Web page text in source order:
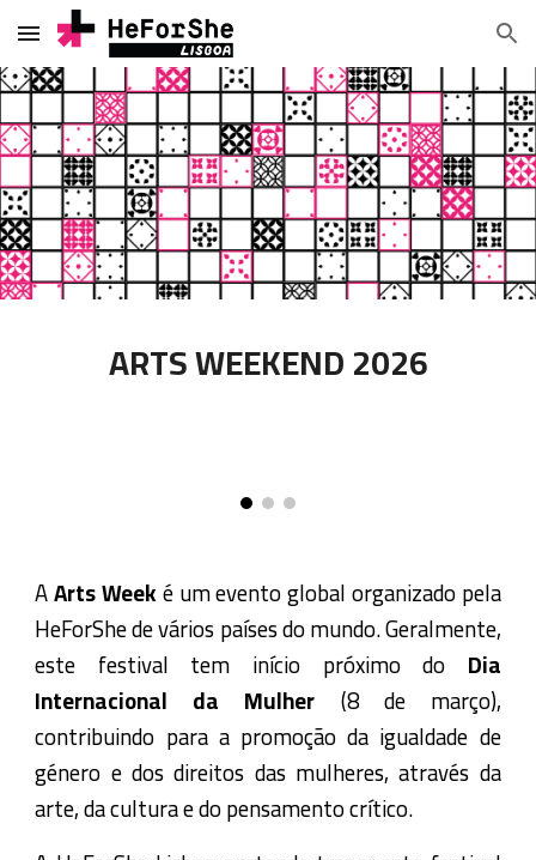
Skip to main content Skip to navigation
ARTS WEEKEND 2026
AArts Weeké um evento global organizado pela
HeForShe de vários países do mundo. Geralmente,
este festival tem início próximo do Dia
Internacional da Mulher (8 de março),
contribuindo para a promoção da igualdade de
género e dos direitos das mulheres, através da
arte, da cultura e do pensamento crítico.